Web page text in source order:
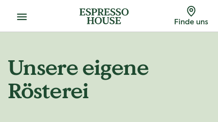
Menu Finde uns
Unsere eigene
Rösterei